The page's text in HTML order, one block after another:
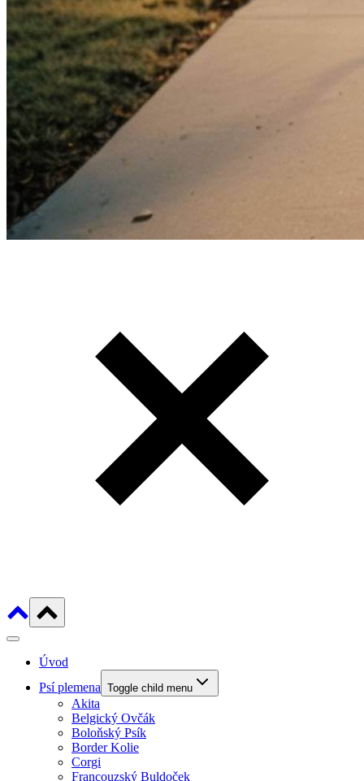
Úvod
Psí plemena Toggle child menu
Akita
Belgický Ovčák
Boloňský Psík
Border Kolie
Corgi
Francouzský Buldoček